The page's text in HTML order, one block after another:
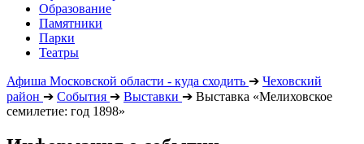
Образование
Памятники
Парки
Театры
Афиша Московской области - куда сходить ➔ Чеховский
район ➔ События ➔ Выставки ➔ Выставка «Мелиховское
семилетие: год 1898»